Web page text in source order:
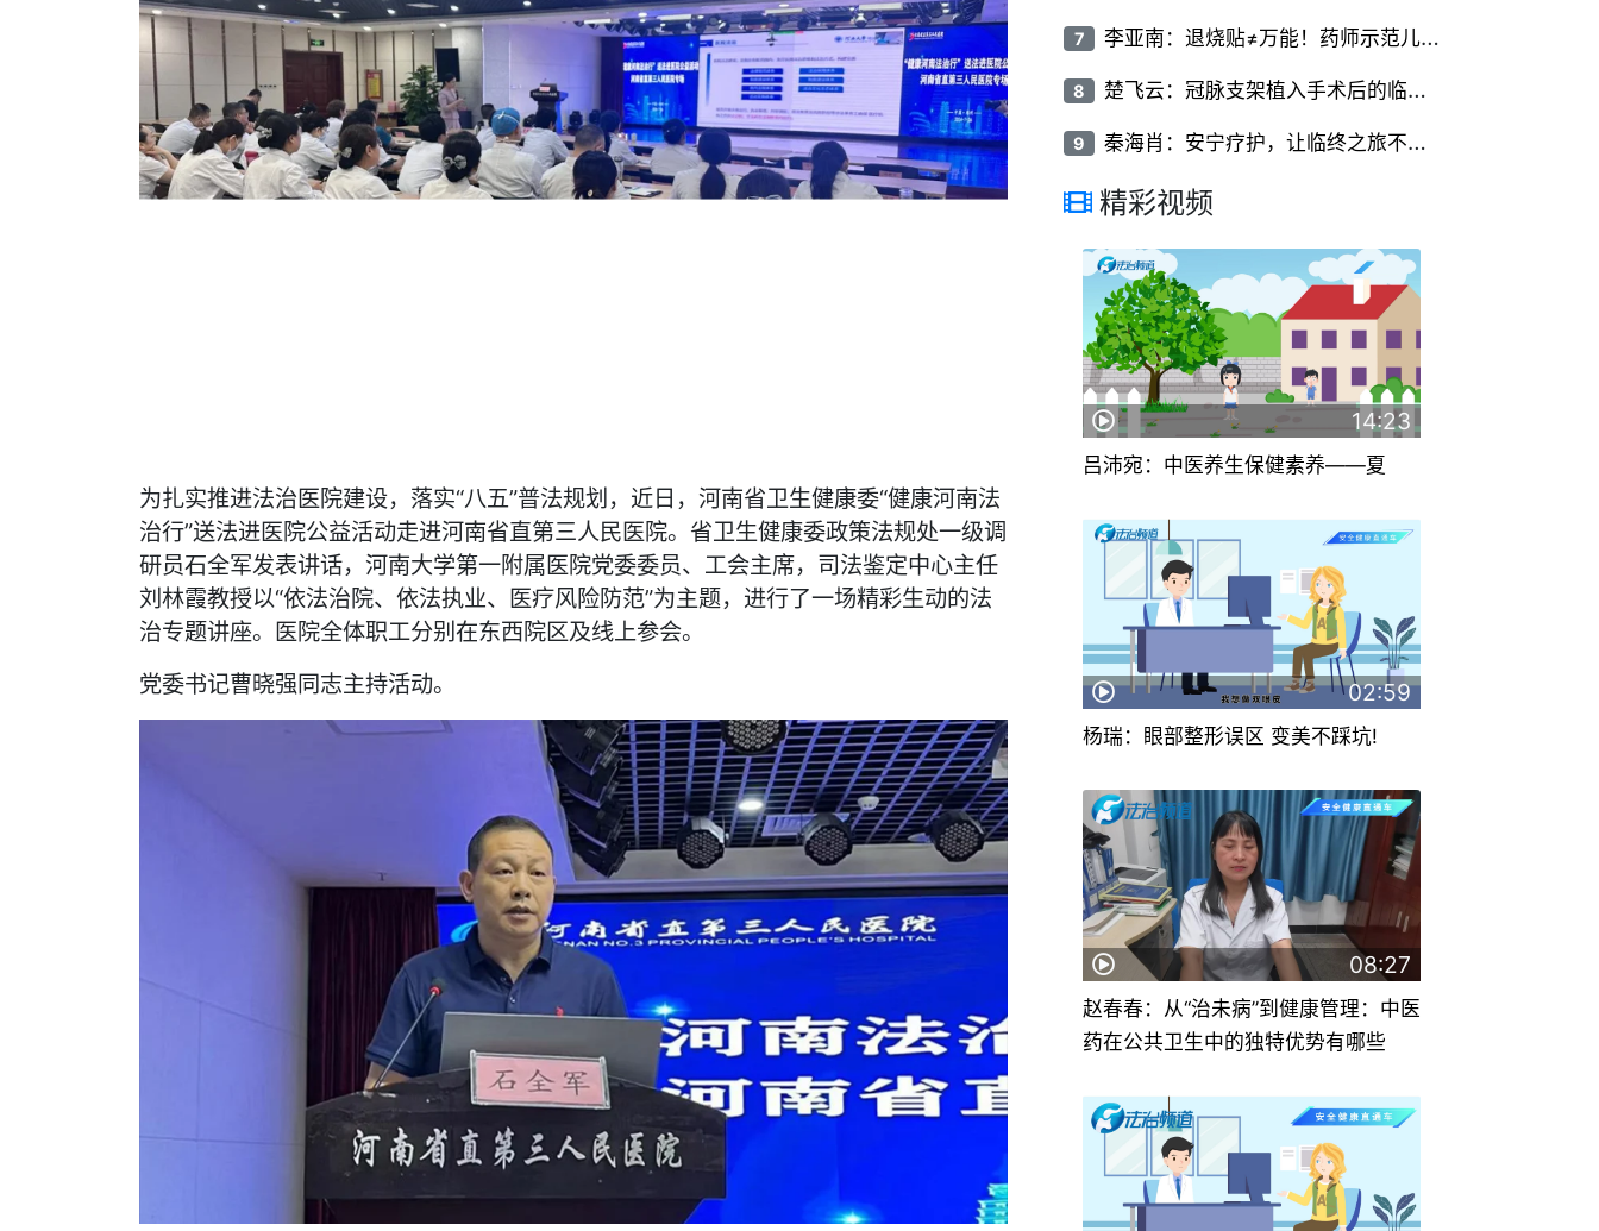
为扎实推进法治医院建设，落实“八五”普法规划，近日，河南省卫生健康委“健康河南法
治行”送法进医院公益活动走进河南省直第三人民医院。省卫生健康委政策法规处一级调
研员石全军发表讲话，河南大学第一附属医院党委委员、工会主席，司法鉴定中心主任
刘林霞教授以“依法治院、依法执业、医疗风险防范”为主题，进行了一场精彩生动的法
治专题讲座。医院全体职工分别在东西院区及线上参会。
党委书记曹晓强同志主持活动。
7 李
亚南：退烧贴≠万能！药师示范儿童额头/腋下交替贴敷法+超过38.5℃必须联用口服药
8 楚
飞云：冠脉支架植入手术后的临床护理要点有哪些
9 秦
海肖：安宁疗护，让临终之旅不再冰冷
精彩视频
14:23
吕沛宛：中医养生保健素养——夏
02:59
杨瑞：眼部整形误区 变美不踩坑!
08:27
赵春春：从“治未病”到健康管理：中医
药在公共卫生中的独特优势有哪些